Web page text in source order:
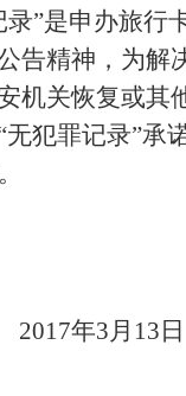
录”是申办旅行
告精神，为解
机关恢复或其
无犯罪记录”承
2017年3月 13 日